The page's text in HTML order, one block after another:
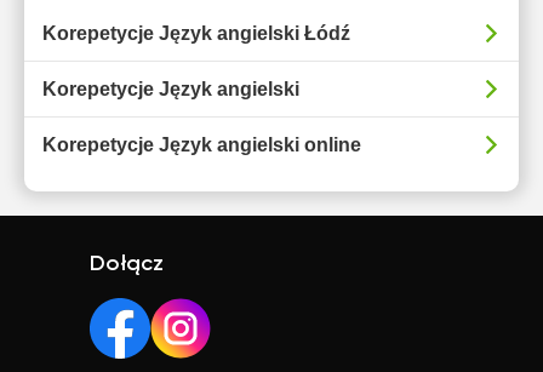
Korepetycje Język angielski Łódź
Korepetycje Język angielski
Korepetycje Język angielski online
Dołącz